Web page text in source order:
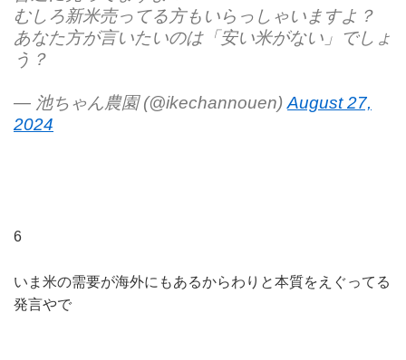
むしろ新米売ってる方もいらっしゃいますよ？
あなた方が言いたいのは「安い米がない」でしょ
う？
— 池ちゃん農園 (@ikechannouen) August 27,
2024
6
いま米の需要が海外にもあるからわりと本質をえぐってる
発言やで